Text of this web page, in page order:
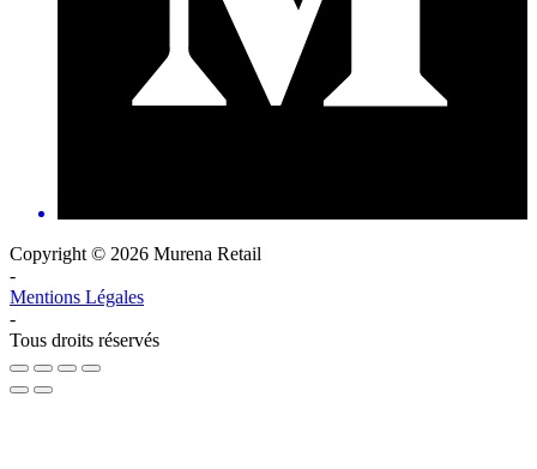
Copyright © 2026 Murena Retail
-
Mentions Légales
-
Tous droits réservés